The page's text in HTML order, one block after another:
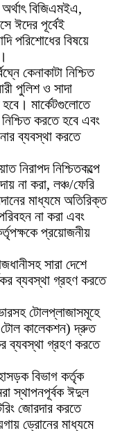
অর্থাৎ বিজিএমইএ,
ঈদের পূর্বেই
পরিশোধের বিষয়ে
কেনাকাটা নিশ্চিত
পুলিশ ও সাদা
মার্কেটগুলোতে
করতে হবে এবং
ব্যবস্থা করতে
নিরাপদ নিশ্চিতকল্পে
না করা, লঞ্চ/ফেরি
মাধ্যমে অতিরিক্ত
না করা এবং
প্রয়োজনীয়
সারা দেশে
ব্যবস্থা গ্রহণ করতে
টোলপ্লাজাসমূহে
টোল কালেকশন) দ্রুত
ব্যবস্থা গ্রহণ করতে
বিভাগ কর্তৃক
স্থাপনপূর্বক ঈদুল
জোরদার করতে
ড্রোনের মাধ্যমে